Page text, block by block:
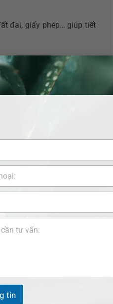
tin
đai, giấy phép… giúp tiết
chấp dân sự, đặc biệt